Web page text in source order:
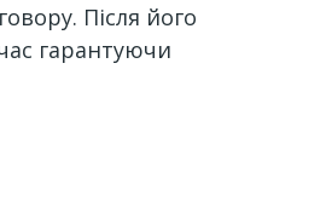
Після його
гарантуючи